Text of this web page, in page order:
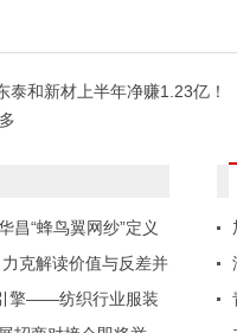
泰和新材上半年净赚1.23亿！
昌“蜂鸟翼网纱”定义
克解读价值与反差并
擎——纺织行业服装